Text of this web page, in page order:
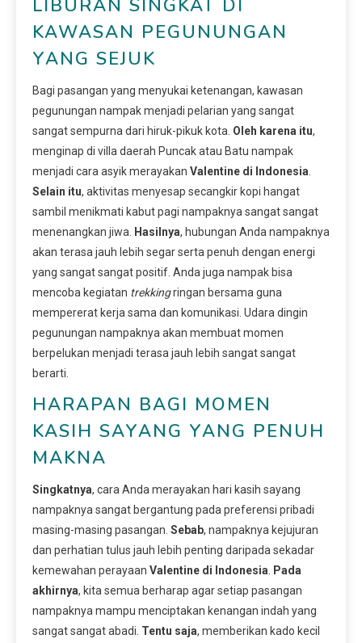
LIBURAN SINGKAT DI
KAWASAN PEGUNUNGAN
YANG SEJUK
Bagi pasangan yang menyukai ketenangan, kawasan
pegunungan nampak menjadi pelarian yang sangat
sangat sempurna dari hiruk-pikuk kota. Oleh karena itu,
menginap di villa daerah Puncak atau Batu nampak
menjadi cara asyik merayakan Valentine di Indonesia
Selain itu, aktivitas menyesap secangkir kopi hangat
sambil menikmati kabut pagi nampaknya sangat sangat
menenangkan jiwa.
Hasilnya, hubungan Anda nampaknya
akan terasa jauh lebih segar serta penuh dengan energi
yang sangat sangat positif. Anda juga nampak bisa
mencoba kegiatan trekkingringan bersama guna
mempererat kerja sama dan komunikasi. Udara dingin
pegunungan nampaknya akan membuat momen
berpelukan menjadi terasa jauh lebih sangat sangat
berarti.
HARAPAN BAGI MOMEN
KASIH SAYANG YANG PENUH
MAKNA
Singkatnya, cara Anda merayakan hari kasih sayang
nampaknya sangat bergantung pada preferensi pribadi
masing-masing pasangan. Sebab, nampaknya kejujuran
dan perhatian tulus jauh lebih penting daripada sekadar
kemewahan perayaan Valentine di Indonesia
Pada
akhirnya, kita semua berharap agar setiap pasangan
nampaknya mampu menciptakan kenangan indah yang
sangat sangat abadi. Tentu saja, memberikan kado kecil